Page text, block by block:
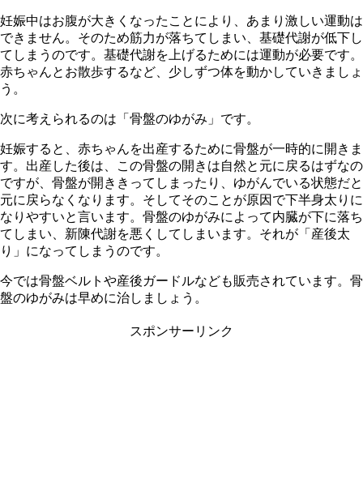
妊娠中はお腹が大きくなったことにより、あまり激しい運動は
できません。そのため筋力が落ちてしまい、基礎代謝が低下し
てしまうのです。基礎代謝を上げるためには運動が必要です。
赤ちゃんとお散歩するなど、少しずつ体を動かしていきましょ
う。
次に考えられるのは「骨盤のゆがみ」です。
妊娠すると、赤ちゃんを出産するために骨盤が一時的に開きま
す。出産した後は、この骨盤の開きは自然と元に戻るはずなの
ですが、骨盤が開ききってしまったり、ゆがんでいる状態だと
元に戻らなくなります。そしてそのことが原因で下半身太りに
なりやすいと言います。骨盤のゆがみによって内臓が下に落ち
てしまい、新陳代謝を悪くしてしまいます。それが「産後太
り」になってしまうのです。
今では骨盤ベルトや産後ガードルなども販売されています。骨
盤のゆがみは早めに治しましょう。
スポンサーリンク